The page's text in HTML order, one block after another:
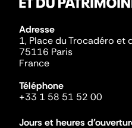
Adresse
1, Place du Trocadéro et
75116 Paris
France
Téléphone
+33 1 58 51 52 00
Jours et heures